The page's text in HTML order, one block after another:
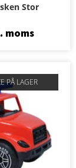
Stor
moms
PÅ LAGER